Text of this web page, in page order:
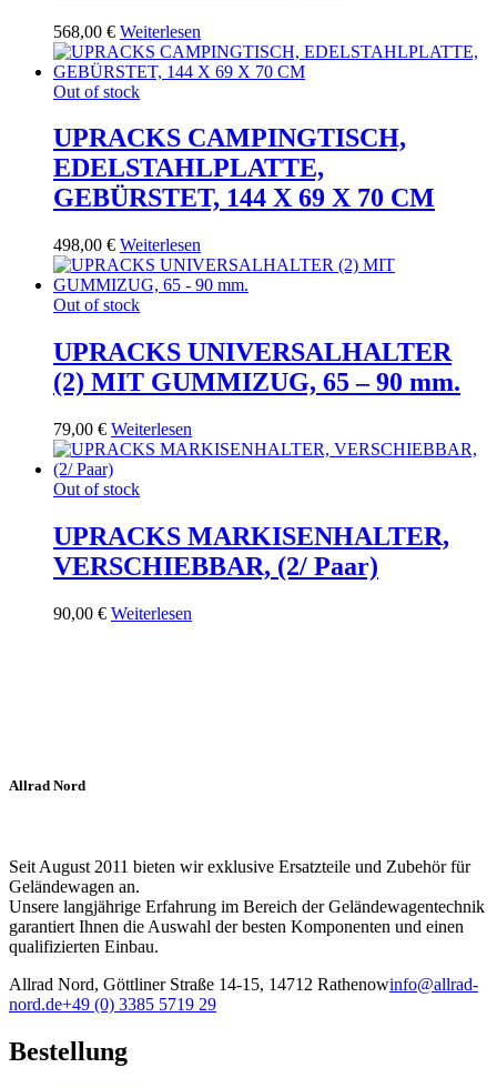
568,00 € Weiterlesen
Out of stock
UPRACKS CAMPINGTISCH,
EDELSTAHLPLATTE,
GEBÜRSTET, 144 X 69 X 70 CM
498,00 € Weiterlesen
Out of stock
UPRACKS UNIVERSALHALTER
(2) MIT GUMMIZUG, 65 – 90 mm.
79,00 € Weiterlesen
Out of stock
UPRACKS MARKISENHALTER,
VERSCHIEBBAR, (2/ Paar)
90,00 € Weiterlesen
Allrad Nord
Seit August 2011 bieten wir exklusive Ersatzteile und Zubehör für
Geländewagen an.
Unsere langjährige Erfahrung im Bereich der Geländewagentechnik
garantiert Ihnen die Auswahl der besten Komponenten und einen
qualifizierten Einbau.
Allrad Nord, Göttliner Straße 14-15, 14712 Rathenowinfo@allrad-
nord.de+49 (0) 3385 5719 29
Bestellung